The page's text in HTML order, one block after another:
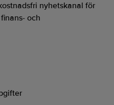
nyhetskanal för
och